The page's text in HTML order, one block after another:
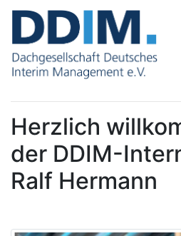
Herzlich
der DDIM-
Ralf Hermann